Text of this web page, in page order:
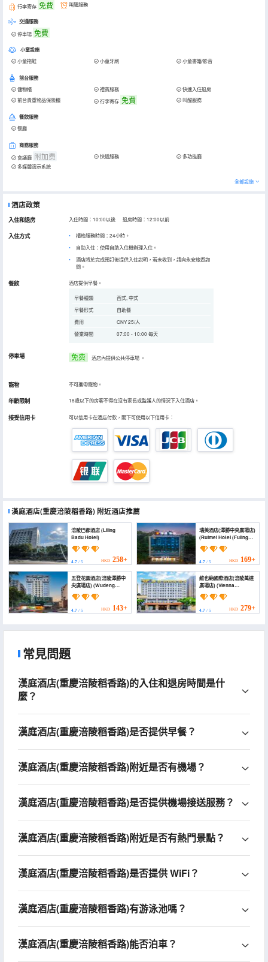
行李寄存 免費 叫醒服務
交通服務
停車場 免費
小童設施
小童拖鞋 小童牙刷 小童書籍/影音
前台服務
儲物櫃 禮賓服務
快速入住退房
前台貴重物品保險櫃
行李寄存 免費 叫醒服務
餐飲服務
餐廳
商務服務
會議廳 附加费 快遞服務
多功能廳
多媒體演示系統
全部設施
酒店政策
入住和退房 入住時間：10:00以後 退房時間：12:00以前
入住方式
櫃枱服務時間：24小時。
自助入住：使用自助入住機辦理入住。
酒店將於完成預訂後提供入住說明，若未收到，請向永安旅遊詢
問。
餐飲 酒店提供早餐。
早餐種類
西式, 中式
早餐形式
自助餐
費用
CNY 25/人
營業時間
07:00 - 10:00 每天
停車場 免费 酒店內提供公共停車場 。
寵物 不可攜帶寵物。
年齡限制 18歲以下的房客不得在沒有家長或監護人的情況下入住酒店。
接受信用卡 可以信用卡在酒店付款，閣下可使用以下信用卡：
漢庭酒店(重慶涪陵稻香路) 附近酒店推薦
涪陵巴都酒店 (Liling
Badu Hotel)
4.7 / 5 HKD 258+
瑞美酒店(澤勝中央廣場店)
(Ruimei Hotel (Fuling
Wangzhou Park))
4.7/ 5 HKD 169+
五登花園酒店(涪陵澤勝中
央廣場店) (Wudeng
Garden Hotel)
4.7 / 5 HKD 143+
維也納國際酒店(涪陵萬達
廣場店) (Vienna
International Hotel
(Fuling Wanda Plaza))
4.7/ 5 HKD 279+
常見問題
漢庭酒店(重慶涪陵稻香路)的入住和退房時間是什
麼？
漢庭酒店(重慶涪陵稻香路)是否提供早餐？
漢庭酒店(重慶涪陵稻香路)附近是否有機場？
漢庭酒店(重慶涪陵稻香路)是否提供機場接送服務？
漢庭酒店(重慶涪陵稻香路)附近是否有熱門景點？
漢庭酒店(重慶涪陵稻香路)是否提供 WiFi？
漢庭酒店(重慶涪陵稻香路)有游泳池嗎？
漢庭酒店(重慶涪陵稻香路)能否泊車？